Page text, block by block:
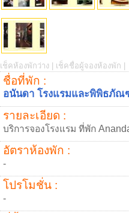
เช็คห้องพักว่าง | เช็คชื่อผู้จองห้องพัก |
ชื่อที่พัก :
อนันดา โรงแรมและพิพิธภัณ
รายละเอียด :
บริการจองโรงแรม ที่พัก
อัตราห้องพัก :
-
โปรโมชั่น :
-